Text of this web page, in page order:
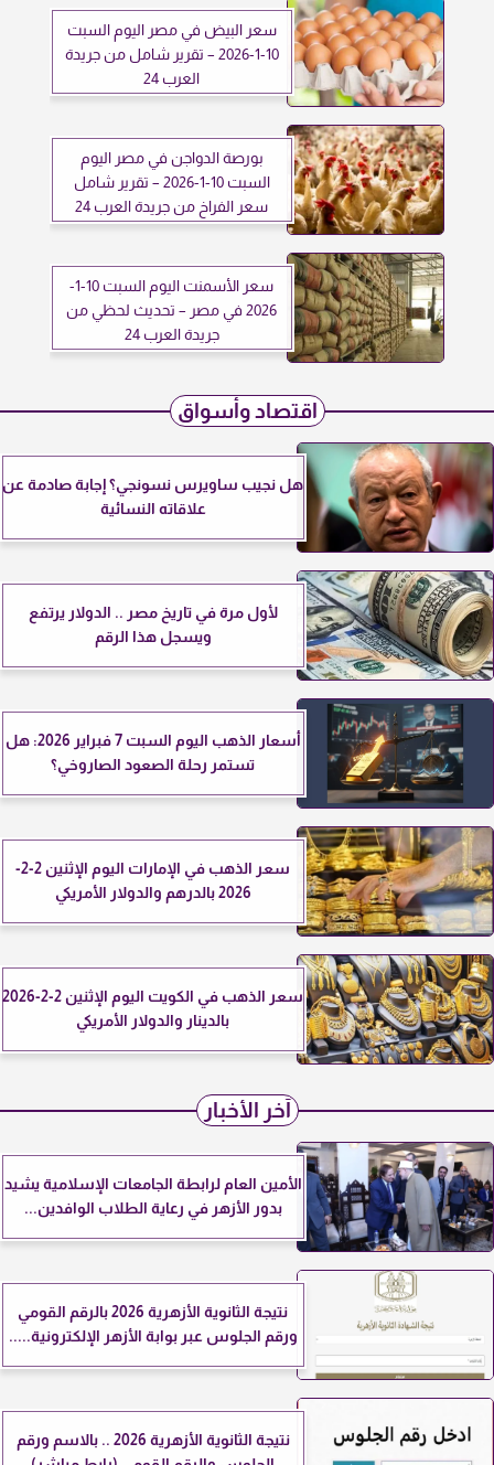
سعر البيض في مصر اليوم السبت
10-1-2026 – تقرير شامل من جريدة
العرب 24
بورصة الدواجن في مصر اليوم
السبت 10-1-2026 – تقرير شامل
سعر الفراخ من جريدة العرب 24
سعر الأسمنت اليوم السبت 10-1-
2026 في مصر – تحديث لحظي من
جريدة العرب 24
اقتصاد وأسواق
هل نجيب ساويرس نسونجي؟ إجابة صادمة عن
علاقاته النسائية
لأول مرة في تاريخ مصر .. الدولار يرتفع
ويسجل هذا الرقم
أسعار الذهب اليوم السبت 7 فبراير 2026: هل
تستمر رحلة الصعود الصاروخي؟
سعر الذهب في الإمارات اليوم الإثنين 2-2-
2026 بالدرهم والدولار الأمريكي
سعر الذهب في الكويت اليوم الإثنين 2-2-2026
بالدينار والدولار الأمريكي
آخر الأخبار
الأمين العام لرابطة الجامعات الإسلامية يشيد
بدور الأزهر في رعاية الطلاب الوافدين...
نتيجة الثانوية الأزهرية 2026 بالرقم القومي
ورقم الجلوس عبر بوابة الأزهر الإلكترونية.....
نتيجة الثانوية الأزهرية 2026 .. بالاسم ورقم